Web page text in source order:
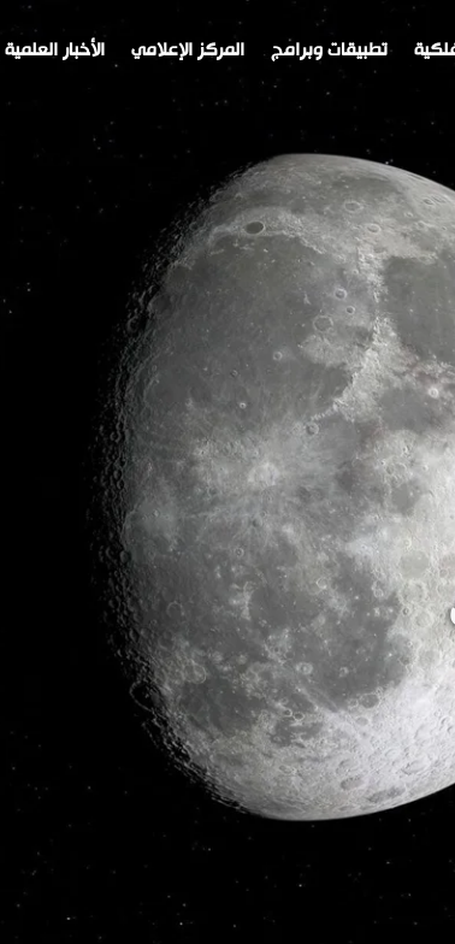
تطبيقات وبرامج المركز الإعلامي الأخبار العلمية